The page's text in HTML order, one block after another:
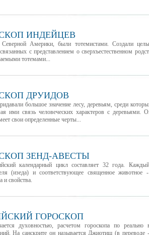
ИНДЕЙЦЕВ
Америки, были тотемистами. Создали
с представлением о сверхъестественном
тотемами...
ДРУИДОВ
большое значение лесу, деревьям, среди
ими связь человеческих характеров с
свои определенные черты...
ЗЕНД-АВЕСТЫ
календарный цикл составляет 32 года.
(изеда) и соответствующее священное
и свойства.
ГОРОСКОП
духовностью, расчетом гороскопа по
На санскрите он называется Джиотиш (в переводе